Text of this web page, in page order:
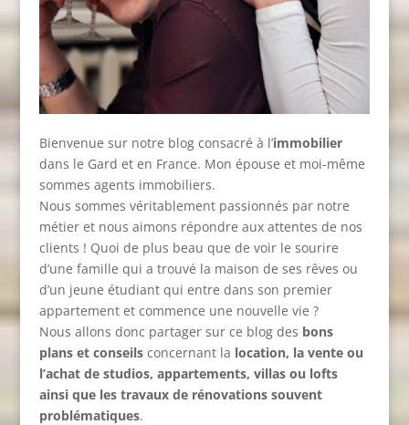
Bienvenue sur notre blog consacré à l’immobilier
dans le Gard et en France. Mon épouse et moi-même
sommes agents immobiliers.
Nous sommes véritablement passionnés par notre
métier et nous aimons répondre aux attentes de nos
clients ! Quoi de plus beau que de voir le sourire
d’une famille qui a trouvé la maison de ses rêves ou
d’un jeune étudiant qui entre dans son premier
appartement et commence une nouvelle vie ?
Nous allons donc partager sur ce blog des bons
plans et conseilsconcernant la location, la vente ou
l’achat de studios, appartements, villas ou lofts
ainsi que les travaux de rénovations souvent
problématiques.